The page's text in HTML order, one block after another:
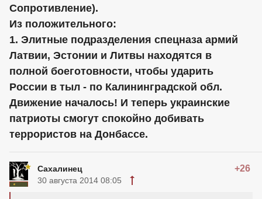
Сопротивление).
Из положительного:
1. Элитные подразделения спецназа армий
Латвии, Эстонии и Литвы находятся в
полной боеготовности, чтобы ударить
России в тыл - по Калининградской обл.
Движение началось! И теперь украинские
патриоты смогут спокойно добивать
террористов на Донбассе.
Сахалинец +26
30 августа 2014 08:05